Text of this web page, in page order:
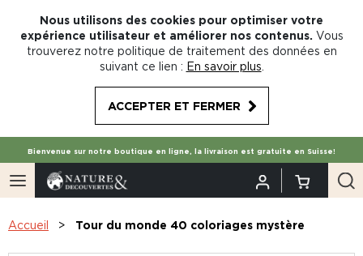
Nous utilisons des cookies pour optimiser votre
expérience utilisateur et améliorer nos contenus. Vous
trouverez notre politique de traitement des données en
suivant ce lien : En savoir plus
ACCEPTER ET FERMER
Bienvenue sur notre boutique en ligne, la livraison est gratuite en Suisse!
Accueil Tour du monde 40 coloriages mystère